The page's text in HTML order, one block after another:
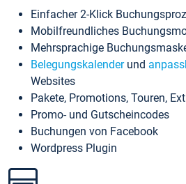
Einfacher 2-Klick
Mobilfreundliches
Mehrsprachige
Belegungskalenderund
Websites
Pakete, Promotions, Touren,
Promo- und Gutscheincodes
Buchungen von Facebook
Wordpress Plugin